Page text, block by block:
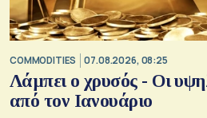
COMMODITIES 07.08.2026, 08:25
Λάμπει ο χρυσός - Οι
από τον Ιανουάριο